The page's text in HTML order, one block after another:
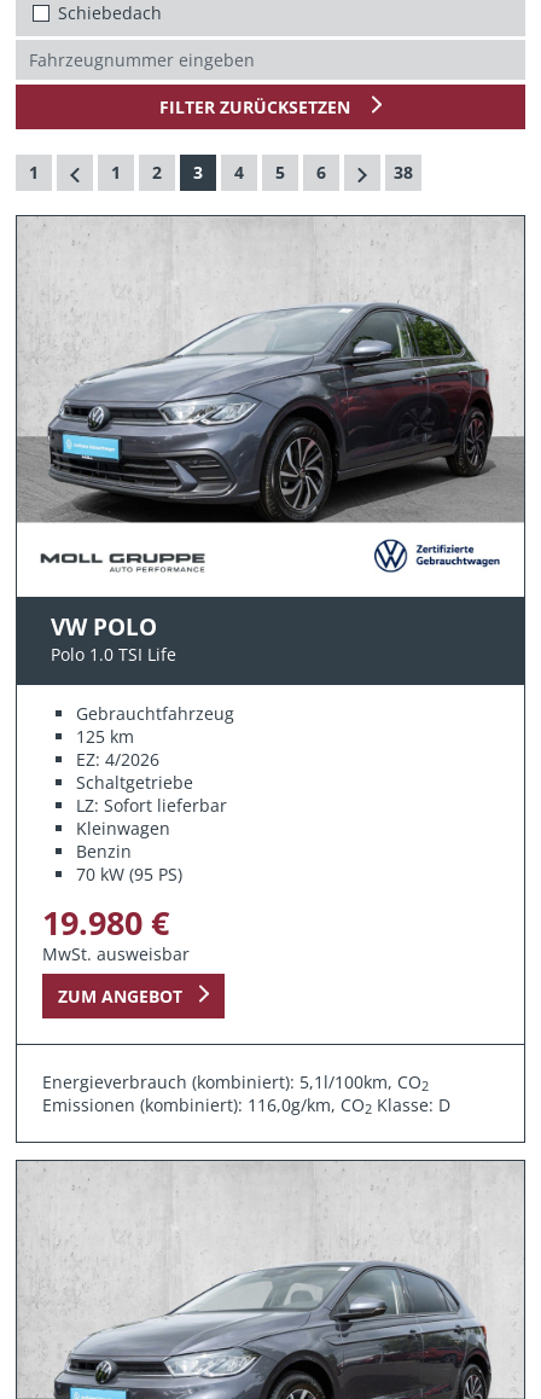
Schiebedach
FILTER ZURÜCKSETZEN
1 1 2 3 4 5 6 38
VW POLO
Polo 1.0 TSI Life
Gebrauchtfahrzeug
125 km
EZ: 4/2026
Schaltgetriebe
LZ: Sofort lieferbar
Kleinwagen
Benzin
70 kW (95 PS)
19.980 €
MwSt. ausweisbar
ZUM ANGEBOT
Energieverbrauch (kombiniert): 5,1l/100km, CO2
Emissionen (kombiniert): 116,0g/km, CO2 Klasse: D